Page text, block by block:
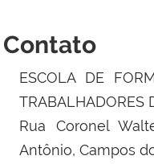
Contato
ESCOLA DE
TRABALHADORES
Rua Coronel
Antônio, Campos